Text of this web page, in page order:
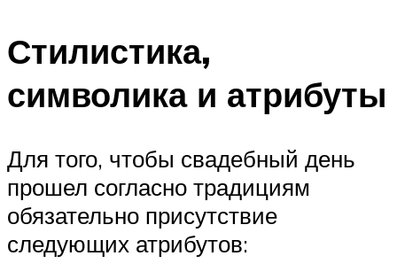
Стилистика,
символика и атрибуты
Для того, чтобы свадебный день
прошел согласно традициям
обязательно присутствие
следующих атрибутов: